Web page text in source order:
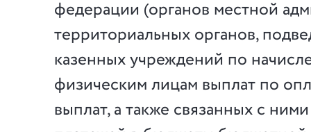
федерации (органов местной
территориальных органов,
казенных учреждений по
физическим лицам выплат по
выплат, а также связанных с